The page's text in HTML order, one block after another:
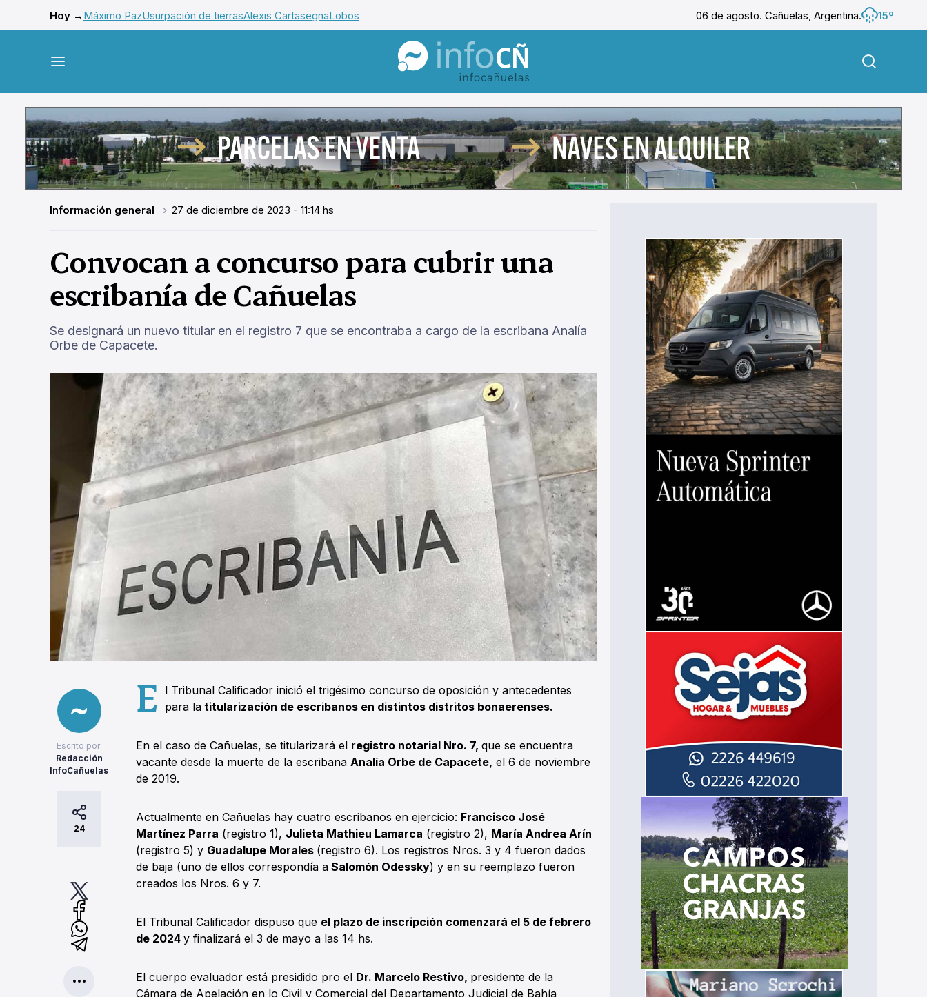
Hoy → Máximo PazUsurpación de tierrasAlexis CartasegnaLobos 06 de agosto. Cañuelas, Argentina.
15º
InfoCañuelas
Información general 27 de diciembre de 2023 - 11:14 hs
Convocan a concurso para cubrir una
escribanía de Cañuelas
Se designará un nuevo titular en el registro 7 que se encontraba a cargo de la escribana Analía
Orbe de Capacete.
Escrito por:
Redacción
InfoCañuelas
24
E l Tribunal Calificador inició el trigésimo concurso de oposición y antecedentes
para la titularización de escribanos en distintos distritos bonaerenses.
En el caso de Cañuelas, se titularizará el registro notarial Nro. 7, que se encuentra
vacante desde la muerte de la escribana Analía Orbe de Capacete, el 6 de noviembre
de 2019.
Actualmente en Cañuelas hay cuatro escribanos en ejercicio: Francisco José
Martínez Parra (registro 1), Julieta Mathieu Lamarca (registro 2), María Andrea Arín
(registro 5) y Guadalupe Morales (registro 6). Los registros Nros. 3 y 4 fueron dados
de baja (uno de ellos correspondía a Salomón Odessky) y en su reemplazo fueron
creados los Nros. 6 y 7.
El Tribunal Calificador dispuso que el plazo de inscripción comenzará el 5 de febrero
de 2024 y finalizará el 3 de mayo a las 14 hs.
El cuerpo evaluador está presidido pro el Dr. Marcelo Restivo, presidente de la
Cámara de Apelación en lo Civil y Comercial del Departamento Judicial de Bahía